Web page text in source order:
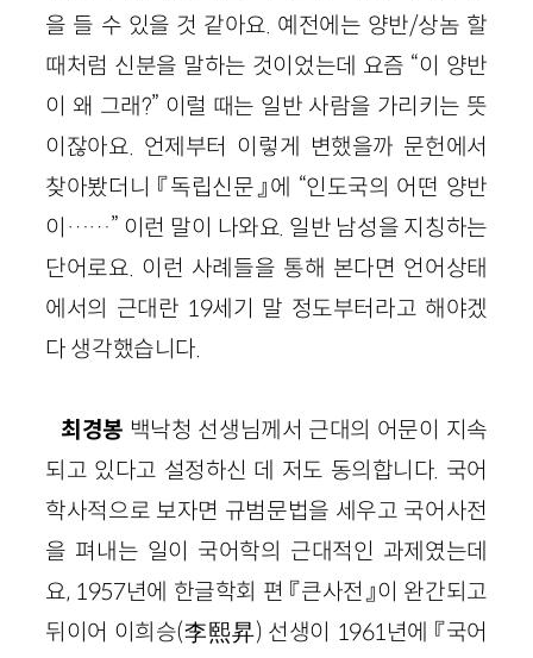
을 들 수 있을 것 같아요. 예전에는 양반/상놈 할
때처럼 신분을 말하는 것이었는데 요즘 “이 양반
이 왜 그래?” 이럴 때는 일반 사람을 가리키는 뜻
이잖아요. 언제부터 이렇게 변했을까 문헌에서
찾아봤더니 『독립신문』에 “인도국의 어떤 양반
이……” 이런 말이 나와요. 일반 남성을 지칭하는
단어로요. 이런 사례들을 통해 본다면 언어상태
에서의 근대란 19세기 말 정도부터라고 해야겠
다 생각했습니다.
최경봉 백낙청 선생님께서 근대의 어문이 지속
되고 있다고 설정하신 데 저도 동의합니다. 국어
학사적으로 보자면 규범문법을 세우고 국어사전
을 펴내는 일이 국어학의 근대적인 과제였는데
요, 1957년에 한글학회 편 『큰사전』이 완간되고
뒤이어 이희승(李熙昇) 선생이 1961년에 『국어